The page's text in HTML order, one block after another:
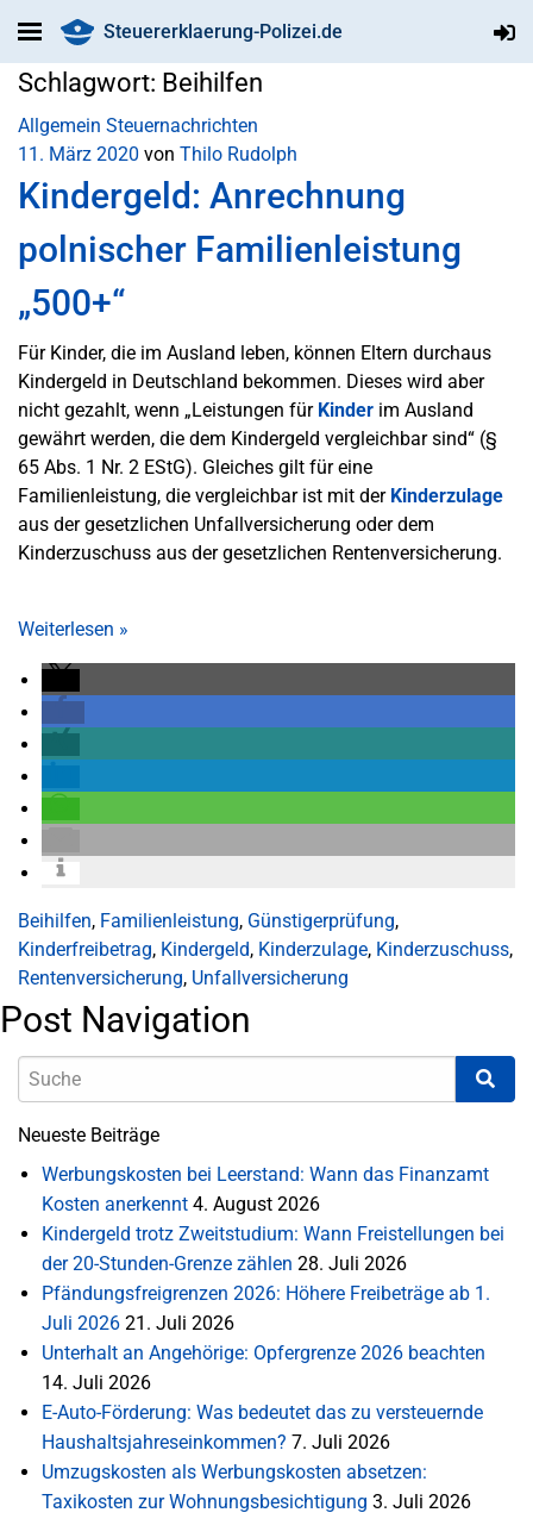
Steuererklaerung-Polizei.de
Schlagwort: Beihilfen
Allgemein Steuernachrichten
11. März 2020 von Thilo Rudolph
Kindergeld: Anrechnung
polnischer Familienleistung
„500+“
Für Kinder, die im Ausland leben, können Eltern durchaus
Kindergeld in Deutschland bekommen. Dieses wird aber
nicht gezahlt, wenn „Leistungen für Kinder im Ausland
gewährt werden, die dem Kindergeld vergleichbar sind“ (§
65 Abs. 1 Nr. 2 EStG). Gleiches gilt für eine
Familienleistung, die vergleichbar ist mit der Kinderzulage
aus der gesetzlichen Unfallversicherung oder dem
Kinderzuschuss aus der gesetzlichen Rentenversicherung.
Weiterlesen »
Beihilfen, Familienleistung, Günstigerprüfung,
Kinderfreibetrag, Kindergeld, Kinderzulage, Kinderzuschuss,
Rentenversicherung, Unfallversicherung
Post Navigation
Neueste Beiträge
Werbungskosten bei Leerstand: Wann das Finanzamt
Kosten anerkennt 4. August 2026
Kindergeld trotz Zweitstudium: Wann Freistellungen bei
der 20-Stunden-Grenze zählen 28. Juli 2026
Pfändungsfreigrenzen 2026: Höhere Freibeträge ab 1.
Juli 2026 21. Juli 2026
Unterhalt an Angehörige: Opfergrenze 2026 beachten
14. Juli 2026
E-Auto-Förderung: Was bedeutet das zu versteuernde
Haushaltsjahreseinkommen? 7. Juli 2026
Umzugskosten als Werbungskosten absetzen:
Taxikosten zur Wohnungsbesichtigung 3. Juli 2026